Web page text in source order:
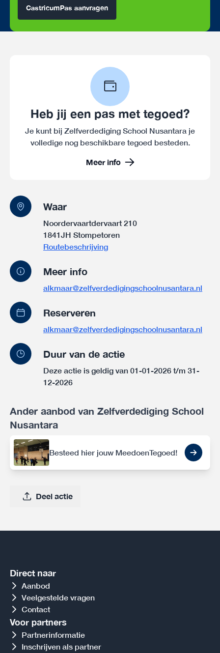
CastricumPas aanvragen
Heb jij een pas met tegoed?
Je kunt bij Zelfverdediging School Nusantara je
volledige nog beschikbare tegoed besteden.
Meer info
Waar
Noordervaartdervaart 210
1841JH Stompetoren
Routebeschrijving
Meer info
alkmaar@zelfverdedigingschoolnusantara.nl
Reserveren
alkmaar@zelfverdedigingschoolnusantara.nl
Duur van de actie
Deze actie is geldig van 01-01-2026 t/m 31-
12-2026
Ander aanbod van Zelfverdediging School
Nusantara
Besteed hier jouw MeedoenTegoed!
Deel actie
Direct naar
Aanbod
Veelgestelde vragen
Contact
Voor partners
Partnerinformatie
Inschrijven als partner